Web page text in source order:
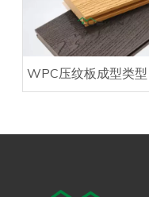
WPC压纹板成型类型